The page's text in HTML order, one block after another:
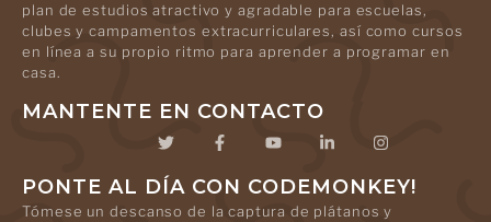
plan de estudios atractivo y agradable para escuelas,
clubes y campamentos extracurriculares, así como cursos
en línea a su propio ritmo para aprender a programar en
casa.
MANTENTE EN CONTACTO
PONTE AL DÍA CON CODEMONKEY!
Tómese un descanso de la captura de plátanos y